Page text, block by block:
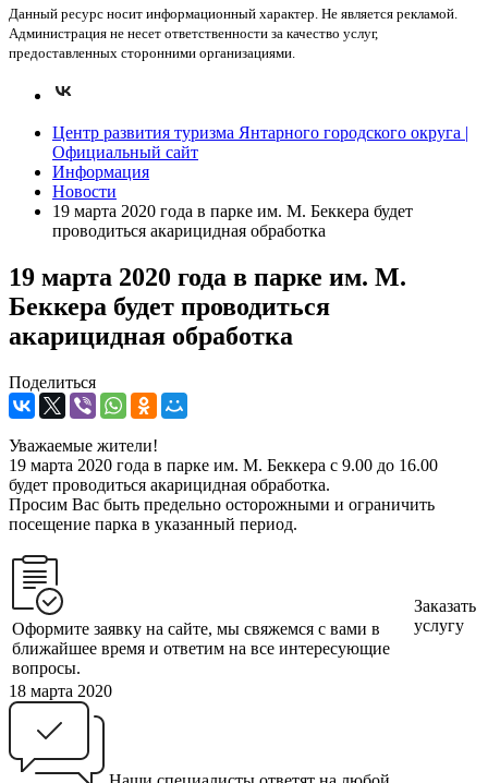
Данный ресурс носит информационный характер. Не является рекламой.
Администрация не несет ответственности за качество услуг,
предоставленных сторонними организациями.
Центр развития туризма Янтарного городского округа |
Официальный сайт
Информация
Новости
19 марта 2020 года в парке им. М. Беккера будет
проводиться акарицидная обработка
19 марта 2020 года в парке им. М.
Беккера будет проводиться
акарицидная обработка
Поделиться
Уважаемые жители!
19 марта 2020 года в парке им. М. Беккера с 9.00 до 16.00
будет проводиться акарицидная обработка.
Просим Вас быть предельно осторожными и ограничить
посещение парка в указанный период.
Оформите заявку на сайте, мы свяжемся с вами в
ближайшее время и ответим на все интересующие
вопросы.
Заказать
услугу
18 марта 2020